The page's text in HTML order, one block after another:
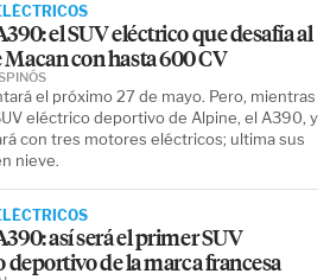
el SUV eléctrico que desafía al
con hasta 600 CV
el próximo 27 de mayo. Pero, mientras
eléctrico deportivo de Alpine, el A390, y
con tres motores eléctricos; ultima sus
nieve.
así será el primer SUV
deportivo de la marca francesa